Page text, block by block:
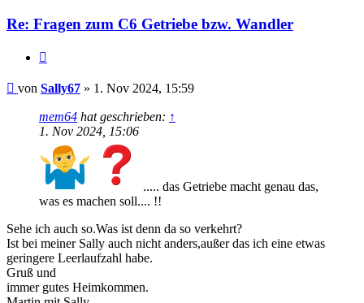
Re: Fragen zum C6 Getriebe bzw. Wandler
Beitrag
von Sally67 » 1. Nov 2024, 15:59
mem64 hat geschrieben: ↑
1. Nov 2024, 15:06
..... das Getriebe macht genau das,
was es machen soll.... !!
Sehe ich auch so.Was ist denn da so verkehrt?
Ist bei meiner Sally auch nicht anders,außer das ich eine etwas
geringere Leerlaufzahl habe.
Gruß und
immer gutes Heimkommen.